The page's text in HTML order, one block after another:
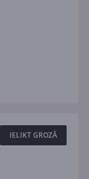
IELIKT GROZĀ